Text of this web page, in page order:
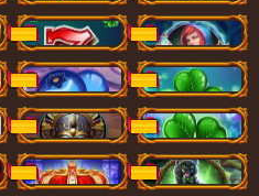
NIEUW 20 Clover Magic NIEUW Alchemic Glory
NIEUW 5 Candy Mania NIEUWClover Magic
NIEUW NIEUW 10 Clover Respin
NIEUW 5 Lucky Corona NIEUWMerry Witch